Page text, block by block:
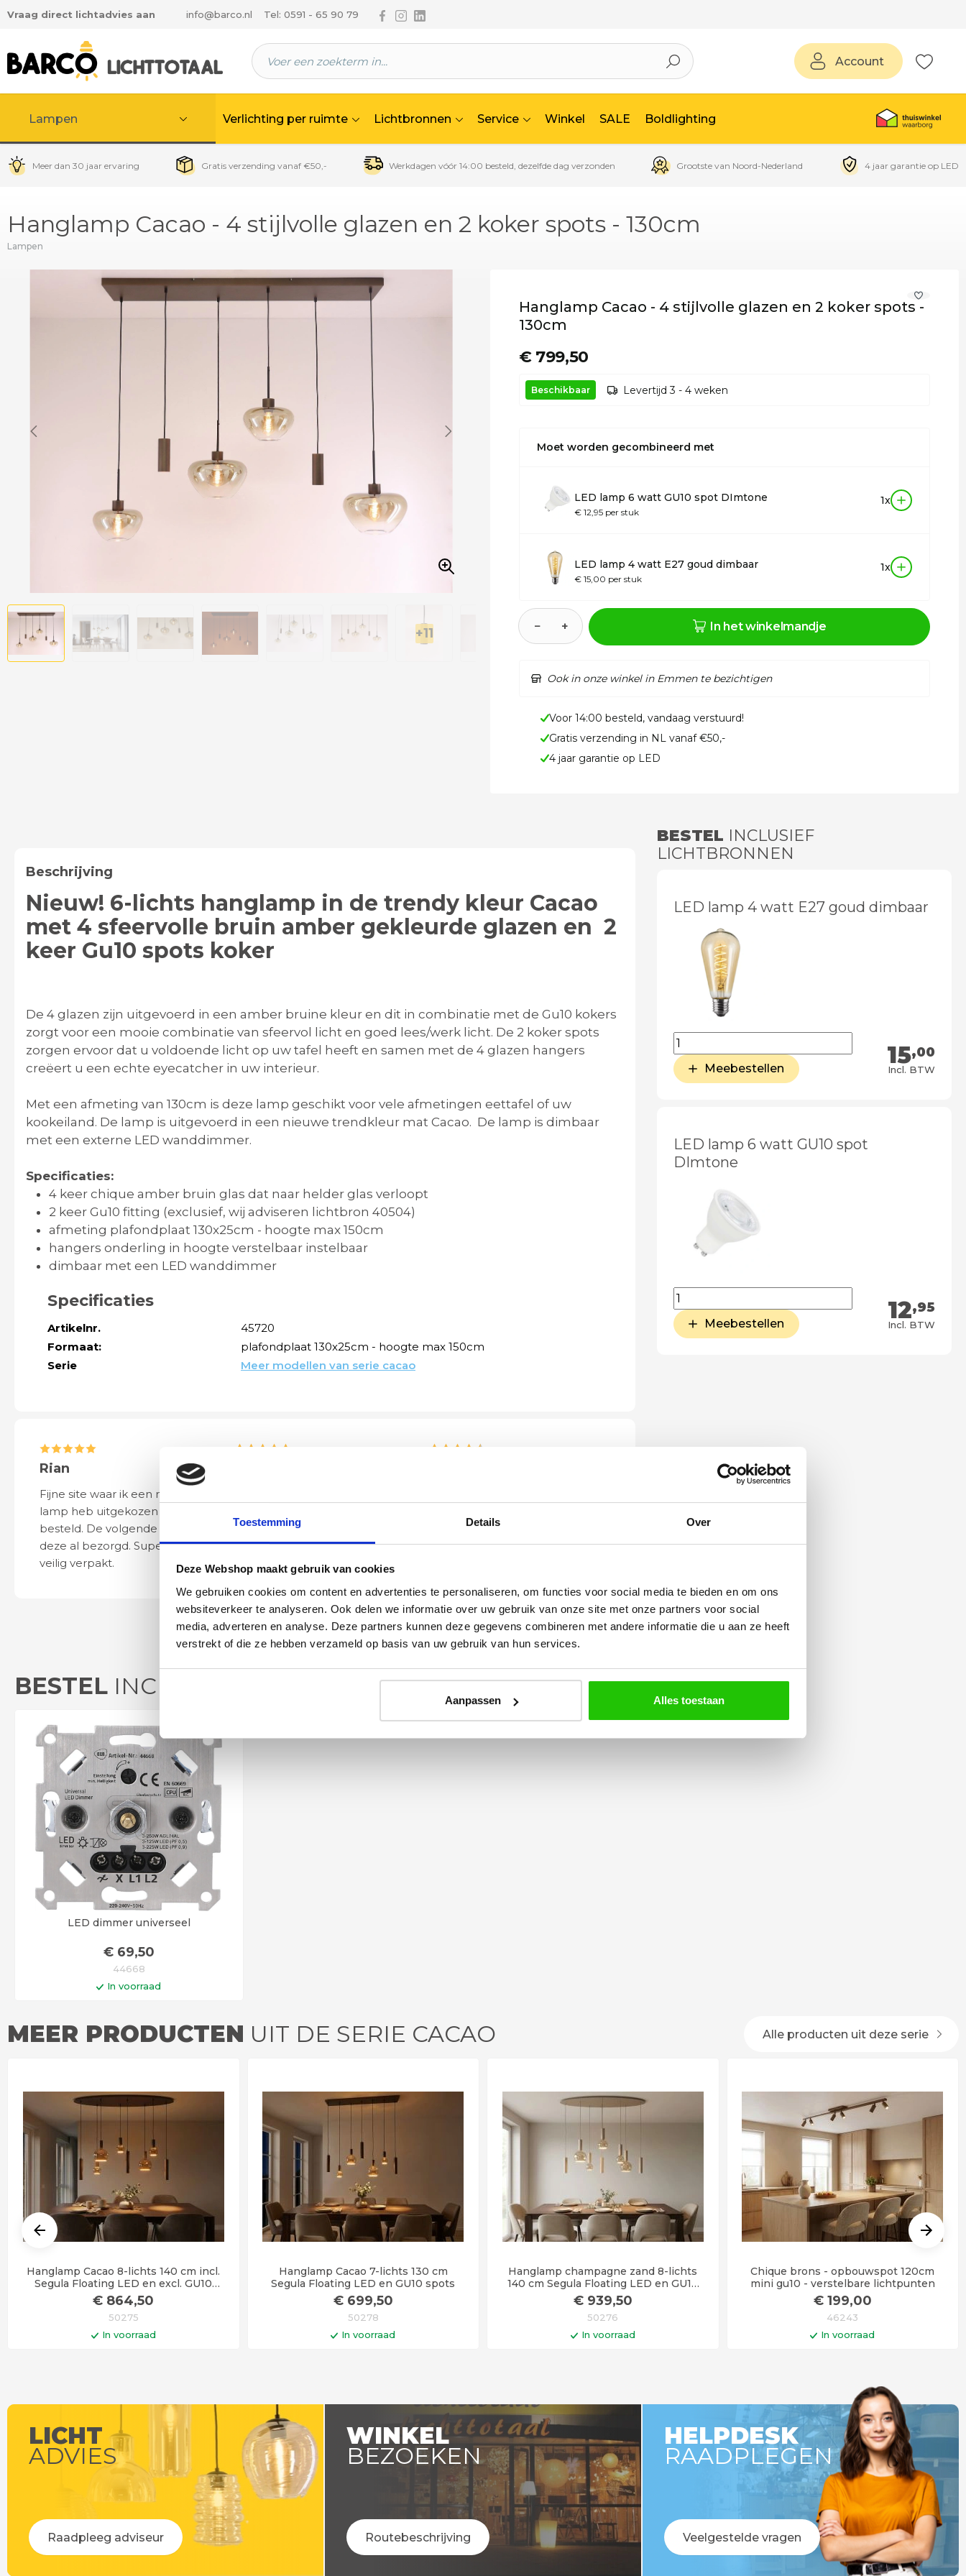
Toestemming Details Over
Deze Webshop maakt gebruik van cookies
We gebruiken cookies om content en advertenties te personaliseren, om functies voor social media te bieden en om ons
websiteverkeer te analyseren. Ook delen we informatie over uw gebruik van onze site met onze partners voor social
media, adverteren en analyse. Deze partners kunnen deze gegevens combineren met andere informatie die u aan ze heeft
verstrekt of die ze hebben verzameld op basis van uw gebruik van hun services.
Aanpassen Alles toestaan
hoofdinhoud
Vraag direct lichtadvies aan info@barco.nl Tel: 0591 - 65 90 79 Volg ons via Facebook
Volg ons via Instagram
Volg ons via Linkedin
Account
Lampen Verlichting per ruimte Lichtbronnen Service Winkel SALE Boldlighting
Meer dan 30 jaar ervaring Gratis verzending vanaf €50,- Werkdagen vóór 14:00 besteld, dezelfde dag verzonden Grootste van Noord-Nederland 4 jaar garantie op LED
Hanglamp Cacao - 4 stijlvolle glazen en 2 koker spots - 130cm
Lampen
Hanglamp Cacao - 4 stijlvolle glazen en 2 koker spots -
130cm
€ 799,50
Beschikbaar Levertijd 3 - 4 weken
Moet worden gecombineerd met
LED lamp 6 watt GU10 spot DImtone
€ 12,95 per stuk
1x
LED lamp 4 watt E27 goud dimbaar
€ 15,00 per stuk
1x
− + In het winkelmandje
Ook in onze winkel in Emmen te bezichtigen
Voor 14:00 besteld, vandaag verstuurd!
Gratis verzending in NL vanaf €50,-
4 jaar garantie op LED
Beschrijving
Nieuw! 6-lichts hanglamp in de trendy kleur Cacao
met 4 sfeervolle bruin amber gekleurde glazen en 2
keer Gu10 spots koker
De 4 glazen zijn uitgevoerd in een amber bruine kleur en dit in combinatie met de Gu10 kokers
zorgt voor een mooie combinatie van sfeervol licht en goed lees/werk licht. De 2 koker spots
zorgen ervoor dat u voldoende licht op uw tafel heeft en samen met de 4 glazen hangers
creëert u een echte eyecatcher in uw interieur.
Met een afmeting van 130cm is deze lamp geschikt voor vele afmetingen eettafel of uw
kookeiland. De lamp is uitgevoerd in een nieuwe trendkleur mat Cacao. De lamp is dimbaar
met een externe LED wanddimmer.
Specificaties:
4 keer chique amber bruin glas dat naar helder glas verloopt
2 keer Gu10 fitting (exclusief, wij adviseren lichtbron 40504)
afmeting plafondplaat 130x25cm - hoogte max 150cm
hangers onderling in hoogte verstelbaar instelbaar
dimbaar met een LED wanddimmer
Specificaties
Artikelnr.
45720
Formaat:
plafondplaat 130x25cm - hoogte max 150cm
Serie
Meer modellen van serie cacao
Rian
Fijne site waar ik een mooie
lamp heb uitgekozen en
besteld. De volgende dag werd
deze al bezorgd. Super netjes en
veilig verpakt.
naar wens. Het artikel is zeer
mooi en schept veel sfeer, het is
ook eenvoudig te plaatsen.
kappen. Dit was zeer goed
verpakt geleverd. Wij bevelen dit
BESTEL INCLUSIEF
LICHTBRONNEN
LED lamp 4 watt E27 goud dimbaar
15,00
Incl. BTW
Meebestellen
LED lamp 6 watt GU10 spot
DImtone
12,95
Incl. BTW
Meebestellen
BESTEL INCLUSIEF DIMMERS
LED dimmer universeel
€69,50
44668
In voorraad
Levertijd 3 - 4 weken
MEER PRODUCTEN UIT DE SERIE CACAO Alle producten uit deze serie
Hanglamp Cacao 8-lichts 140 cm incl.
Segula Floating LED en excl. GU10
spots
€ 864,50
50275
In voorraad
Hanglamp Cacao 7-lichts 130 cm
Segula Floating LED en GU10 spots
€699,50
50278
In voorraad
Hanglamp champagne zand 8-lichts
140 cm Segula Floating LED en GU10
spots
€939,50
50276
In voorraad
Chique brons - opbouwspot 120cm
mini gu10 - verstelbare lichtpunten
€199,00
46243
In voorraad
Levertijd 3 - 4 weken
LICHT
ADVIES
Raadpleeg adviseur
WINKEL
BEZOEKEN
Routebeschrijving
HELPDESK
RAADPLEGEN
Veelgestelde vragen